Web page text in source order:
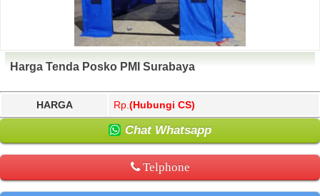
Harga Tenda Posko PMI Surabaya
HARGA Rp. (Hubungi CS)
Chat Whatsapp
Telphone